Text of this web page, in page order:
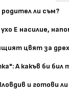
ли съм?
Е насилие,
цвят за
А какъв би бил
и готови ли